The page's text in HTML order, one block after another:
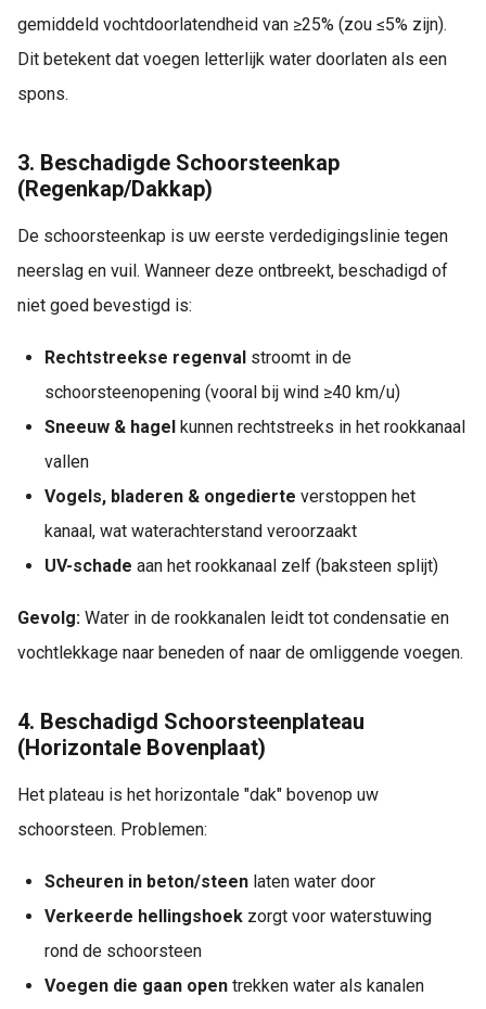
gemiddeld vochtdoorlatendheid van ≥25% (zou ≤5% zijn).
Dit betekent dat voegen letterlijk water doorlaten als een
spons.
3. Beschadigde Schoorsteenkap
(Regenkap/Dakkap)
De schoorsteenkap is uw eerste verdedigingslinie tegen
neerslag en vuil. Wanneer deze ontbreekt, beschadigd of
niet goed bevestigd is:
Rechtstreekse regenval stroomt in de
schoorsteenopening (vooral bij wind ≥40 km/u)
Sneeuw & hagel kunnen rechtstreeks in het rookkanaal
vallen
Vogels, bladeren & ongedierte verstoppen het
kanaal, wat waterachterstand veroorzaakt
UV-schade aan het rookkanaal zelf (baksteen splijt)
Gevolg: Water in de rookkanalen leidt tot condensatie en
vochtlekkage naar beneden of naar de omliggende voegen.
4. Beschadigd Schoorsteenplateau
(Horizontale Bovenplaat)
Het plateau is het horizontale "dak" bovenop uw
schoorsteen. Problemen:
Scheuren in beton/steen laten water door
Verkeerde hellingshoek zorgt voor waterstuwing
rond de schoorsteen
Voegen die gaan open trekken water als kanalen